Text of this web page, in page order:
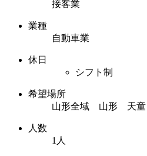
接客業
業種
自動車業
休日
シフト制
希望場所
山形全域 山形 天童
人数
1人